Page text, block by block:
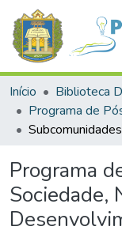
Início
Programa
Sociedade,